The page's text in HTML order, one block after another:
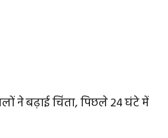
ने बढ़ाई चिंता, पिछले 24 घंटे में